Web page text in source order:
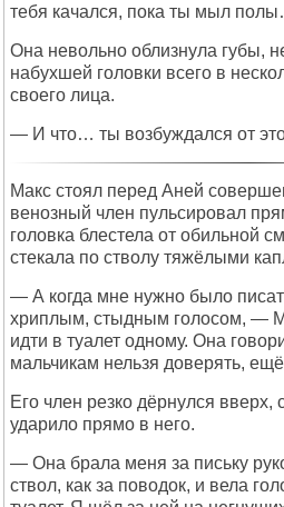
тебя качался, пока ты мыл
Она невольно облизнула губы,
набухшей головки всего в
своего лица.
— И что… ты возбуждался от
Макс стоял перед Аней
венозный член пульсировал
головка блестела от обильной
стекала по стволу тяжёлыми
— А когда мне нужно было
хриплым, стыдным голосом, —
идти в туалет одному. Она
мальчикам нельзя доверять,
Его член резко дёрнулся
ударило прямо в него.
— Она брала меня за письку
ствол, как за поводок, и вела